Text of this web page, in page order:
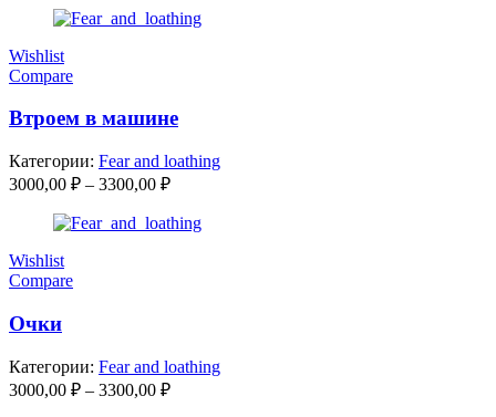
3000,00 ₽
Wishlist
Compare
Втроем в машине
Категории: Fear and loathing
3000,00 ₽ – 3300,00 ₽Диапазон
3000,00 ₽
Wishlist
Compare
Очки
Категории: Fear and loathing
3000,00 ₽ – 3300,00 ₽Диапазон